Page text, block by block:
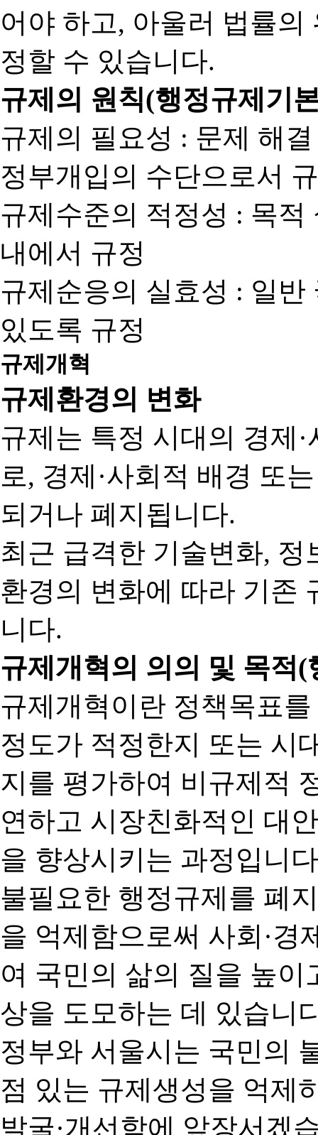
어야 하고, 아울러 법률
정할 수 있습니다.
규제의 원칙(행정규제기
규제의 필요성 : 문제 해
정부개입의 수단으로서
규제수준의 적정성 : 목
내에서 규정
규제순응의 실효성 : 일
있도록 규정
규제개혁
규제환경의 변화
규제는 특정 시대의 경제
로, 경제·사회적 배경 또
되거나 폐지됩니다.
최근 급격한 기술변화,
환경의 변화에 따라 기존
니다.
규제개혁의 의의 및 목적
규제개혁이란 정책목표
정도가 적정한지 또는 시
지를 평가하여 비규제적
연하고 시장친화적인 대
을 향상시키는 과정입니
불필요한 행정규제를 폐
을 억제함으로써 사회·경
여 국민의 삶의 질을 높
상을 도모하는 데 있습니
정부와 서울시는 국민의
점 있는 규제생성을 억제
발굴·개선함에 앞장서겠